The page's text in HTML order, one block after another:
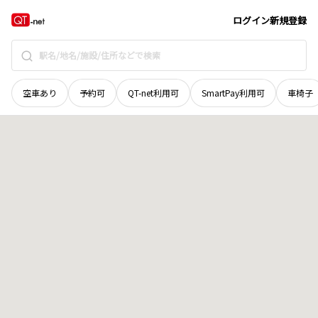
ログイン新規登録
空車あり 予約可 QT-net利用可 SmartPay利用可 車椅子
北海道